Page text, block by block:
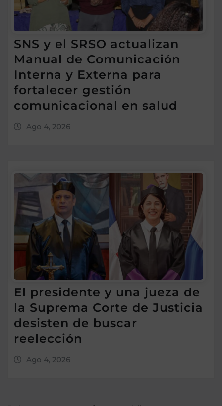
SNS y el SRSO actualizan
Manual de Comunicación
Interna y Externa para
fortalecer gestión
comunicacional en salud
Ago 4, 2026
El presidente y una jueza de
la Suprema Corte de Justicia
desisten de buscar
reelección
Ago 4, 2026